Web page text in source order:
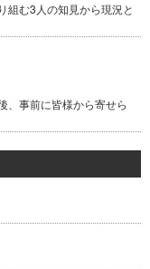
組む3人の知見から現況と
、事前に皆様から寄せら